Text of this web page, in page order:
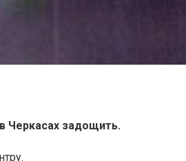
в Черкасах задощить.